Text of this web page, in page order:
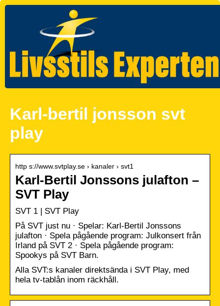
Karl-bertil jonsson svt
play
http s://www.svtplay.se › kanaler › svt1
Karl-Bertil Jonssons julafton –
SVT Play
SVT 1 | SVT Play
På SVT just nu · Spelar: Karl-Bertil Jonssons
julafton · Spela pågående program: Julkonsert från
Irland på SVT 2 · Spela pågående program:
Spookys på SVT Barn.
Alla SVT:s kanaler direktsända i SVT Play, med
hela tv-tablån inom räckhåll.